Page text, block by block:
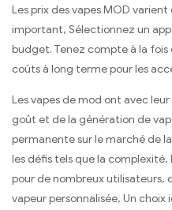
Les prix des vapes MOD
important, Sélectionnez un
budget. Tenez compte à la
coûts à long terme pour les
Les vapes de mod ont avec
goût et de la génération de
permanente sur le marché de
les défis tels que la
pour de nombreux utilisateurs,
vapeur personnalisée, Un choix